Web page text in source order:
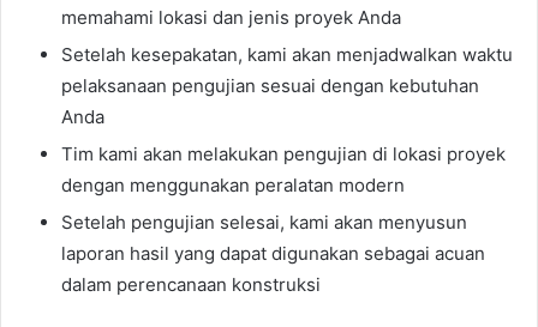
memahami lokasi dan jenis proyek Anda
Setelah kesepakatan, kami akan menjadwalkan waktu
pelaksanaan pengujian sesuai dengan kebutuhan
Anda
Tim kami akan melakukan pengujian di lokasi proyek
dengan menggunakan peralatan modern
Setelah pengujian selesai, kami akan menyusun
laporan hasil yang dapat digunakan sebagai acuan
dalam perencanaan konstruksi